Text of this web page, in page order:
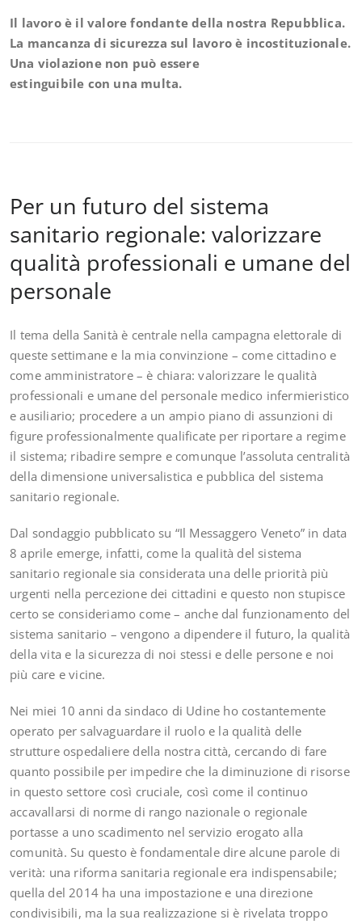
Il lavoro è il valore fondante della nostra Repubblica.
La mancanza di sicurezza sul lavoro è incostituzionale.
Una violazione non può essere
estinguibile con una multa.
Per un futuro del sistema
sanitario regionale: valorizzare
qualità professionali e umane del
personale
Il tema della Sanità è centrale nella campagna elettorale di
queste settimane e la mia convinzione – come cittadino e
come amministratore – è chiara: valorizzare le qualità
professionali e umane del personale medico infermieristico
e ausiliario; procedere a un ampio piano di assunzioni di
figure professionalmente qualificate per riportare a regime
il sistema; ribadire sempre e comunque l’assoluta centralità
della dimensione universalistica e pubblica del sistema
sanitario regionale.
Dal sondaggio pubblicato su “Il Messaggero Veneto” in data
8 aprile emerge, infatti, come la qualità del sistema
sanitario regionale sia considerata una delle priorità più
urgenti nella percezione dei cittadini e questo non stupisce
certo se consideriamo come – anche dal funzionamento del
sistema sanitario – vengono a dipendere il futuro, la qualità
della vita e la sicurezza di noi stessi e delle persone e noi
più care e vicine.
Nei miei 10 anni da sindaco di Udine ho costantemente
operato per salvaguardare il ruolo e la qualità delle
strutture ospedaliere della nostra città, cercando di fare
quanto possibile per impedire che la diminuzione di risorse
in questo settore così cruciale, così come il continuo
accavallarsi di norme di rango nazionale o regionale
portasse a uno scadimento nel servizio erogato alla
comunità. Su questo è fondamentale dire alcune parole di
verità: una riforma sanitaria regionale era indispensabile;
quella del 2014 ha una impostazione e una direzione
condivisibili, ma la sua realizzazione si è rivelata troppo